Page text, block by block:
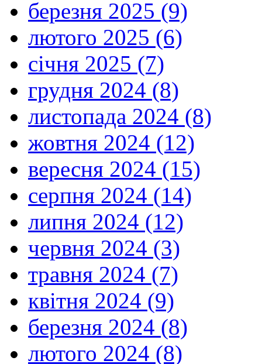
березня 2025 (9)
лютого 2025 (6)
січня 2025 (7)
грудня 2024 (8)
листопада 2024 (8)
жовтня 2024 (12)
вересня 2024 (15)
серпня 2024 (14)
липня 2024 (12)
червня 2024 (3)
травня 2024 (7)
квітня 2024 (9)
березня 2024 (8)
лютого 2024 (8)